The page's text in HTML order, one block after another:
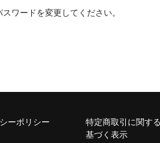
ワードを変更してください。
ーポリシー
特定商取引に関す
基づく表示